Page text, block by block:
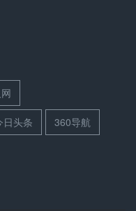
日头条 360导航